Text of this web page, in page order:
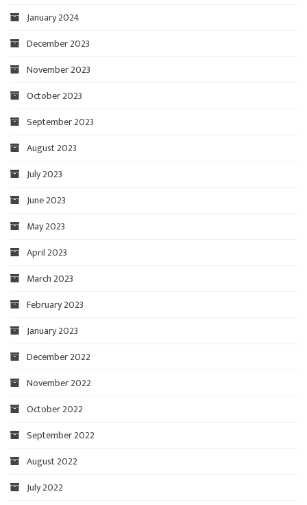
January 2024
December 2023
November 2023
October 2023
September 2023
August 2023
July 2023
June 2023
May 2023
April 2023
March 2023
February 2023
January 2023
December 2022
November 2022
October 2022
September 2022
August 2022
July 2022